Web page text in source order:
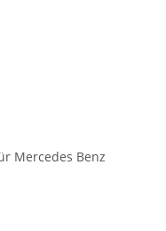
Mercedes Benz